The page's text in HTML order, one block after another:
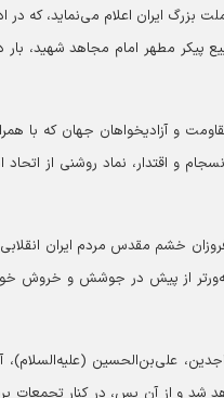
ایران اعلام می‌نماید، که در
پیکر مطهر امام مجاهد شهید، بار
و آزادیخواهان جهان که با
و اقتدار، نماد روشنی از اتحاد
خشم مقدس مردم ایران
از پیش در جوشش و خروش
علی‌بن‌الحسین (علیه‌السلام)،
شد و از آن پس، در کنار تجمعات